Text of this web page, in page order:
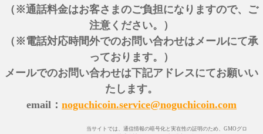
（※通話料金はお客さまのご負担になりますので、ご
注意ください。）
（※電話対応時間外でのお問い合わせはメールにて承
っております。）
メールでのお問い合わせは下記アドレスにてお願いい
たします。
email： noguchicoin.service@noguchicoin.com
当サイトでは、通信情報の暗号化と実在性の証明のため、GMOグロ